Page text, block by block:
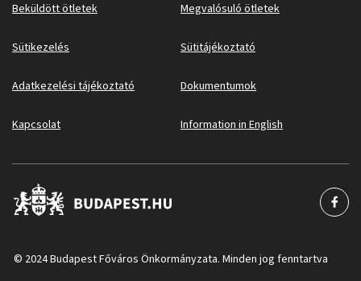
Beküldött ötletek Megvalósuló ötletek
Sütikezelés Sütitájékoztató
Adatkezelési tájékoztató Dokumentumok
Kapcsolat Information in English
© 2024 Budapest Főváros Önkormányzata. Minden jog fenntartva